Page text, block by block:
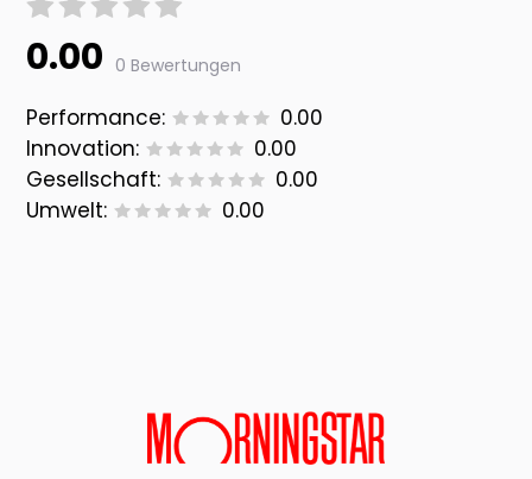
0.00 0 Bewertungen
Performance:
0.00
Innovation:
0.00
Gesellschaft:
0.00
Umwelt:
0.00